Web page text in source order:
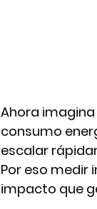
Ahora
consumo
escalar
Por eso medir
impacto que